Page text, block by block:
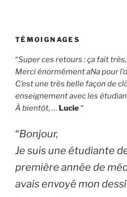
TÉMOIGNAGES
“Super ces retours : ça fait
Merci énormément aNa pour
C’est une très belle façon de
enseignement avec les
À bientôt, … Lucie“
“Bonjour,
Je suis une étudiante
première année de
avais envoyé mon